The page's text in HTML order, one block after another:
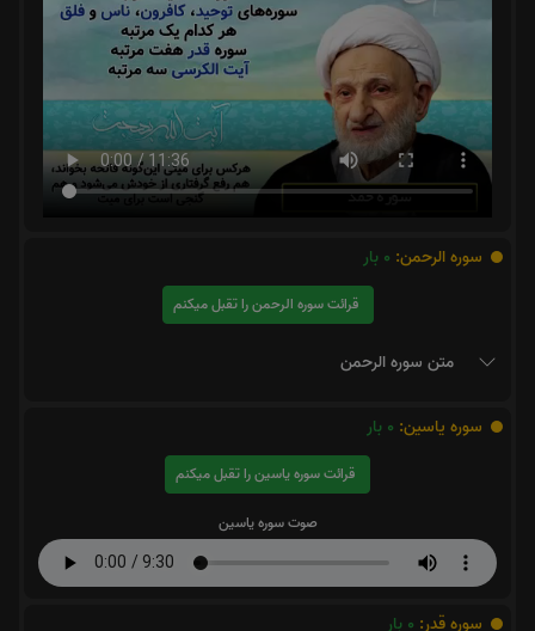
سوره الرحمن: 0 بار
قرائت سوره الرحمن را تقبل میکنم
متن سوره الرحمن
سوره یاسین: 0 بار
قرائت سوره یاسین را تقبل میکنم
صوت سوره یاسین
سوره قدر: 0 بار